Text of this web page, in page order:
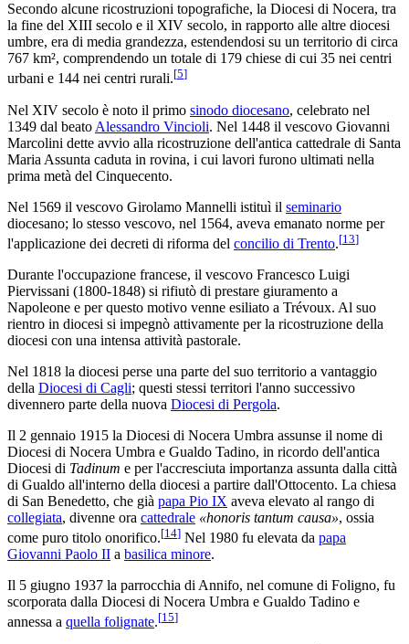
Secondo alcune ricostruzioni topografiche, la Diocesi di Nocera, tra
la fine del XIII secolo e il XIV secolo, in rapporto alle altre diocesi
umbre, era di media grandezza, estendendosi su un territorio di circa
767 km², comprendendo un totale di 179 chiese di cui 35 nei centri
urbani e 144 nei centri rurali.[5]
Nel XIV secolo è noto il primo sinodo diocesano, celebrato nel
1349 dal beato Alessandro Vincioli. Nel 1448 il vescovo Giovanni
Marcolini dette avvio alla ricostruzione dell'antica cattedrale di Santa
Maria Assunta caduta in rovina, i cui lavori furono ultimati nella
prima metà del Cinquecento.
Nel 1569 il vescovo Girolamo Mannelli istituì il seminario
diocesano; lo stesso vescovo, nel 1564, aveva emanato norme per
l'applicazione dei decreti di riforma del concilio di Trento.[13]
Durante l'occupazione francese, il vescovo Francesco Luigi
Piervissani (1800-1848) si rifiutò di prestare giuramento a
Napoleone e per questo motivo venne esiliato a Trévoux. Al suo
rientro in diocesi si impegnò attivamente per la ricostruzione della
diocesi con una intensa attività pastorale.
Nel 1818 la diocesi perse una parte del suo territorio a vantaggio
della Diocesi di Cagli; questi stessi territori l'anno successivo
divennero parte della nuova Diocesi di Pergola.
Il 2 gennaio 1915 la Diocesi di Nocera Umbra assunse il nome di
Diocesi di Nocera Umbra e Gualdo Tadino, in ricordo dell'antica
Diocesi di Tadinum e per l'accresciuta importanza assunta dalla città
di Gualdo all'interno della diocesi a partire dall'Ottocento. La chiesa
di San Benedetto, che già papa Pio IX aveva elevato al rango di
collegiata, divenne ora cattedrale «honoris tantum causa», ossia
come puro titolo onorifico.[14] Nel 1980 fu elevata da papa
Giovanni Paolo II a basilica minore.
Il 5 giugno 1937 la parrocchia di Annifo, nel comune di Foligno, fu
scorporata dalla Diocesi di Nocera Umbra e Gualdo Tadino e
annessa a quella folignate.[15]